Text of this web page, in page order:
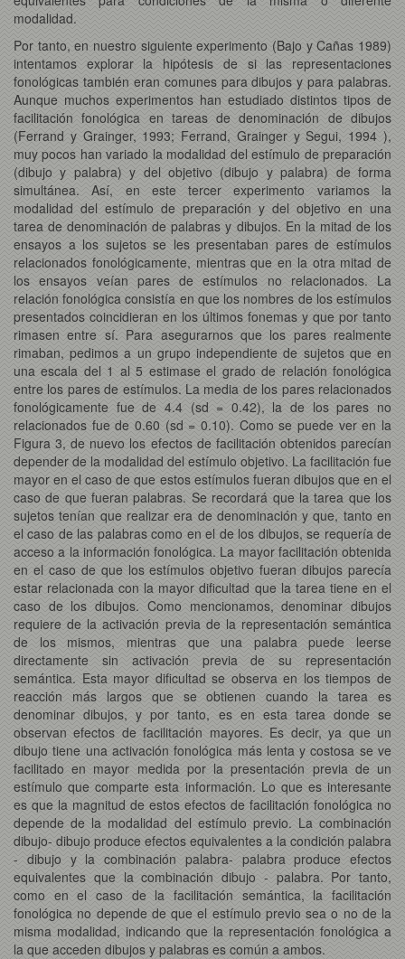
modalidad.
Por tanto, en nuestro siguiente experimento (Bajo y Cañas 1989)
intentamos explorar la hipótesis de si las representaciones
fonológicas también eran comunes para dibujos y para palabras.
Aunque muchos experimentos han estudiado distintos tipos de
facilitación fonológica en tareas de denominación de dibujos
(Ferrand y Grainger, 1993; Ferrand, Grainger y Segui, 1994 ),
muy pocos han variado la modalidad del estímulo de preparación
(dibujo y palabra) y del objetivo (dibujo y palabra) de forma
simultánea. Así, en este tercer experimento variamos la
modalidad del estímulo de preparación y del objetivo en una
tarea de denominación de palabras y dibujos. En la mitad de los
ensayos a los sujetos se les presentaban pares de estímulos
relacionados fonológicamente, mientras que en la otra mitad de
los ensayos veían pares de estímulos no relacionados. La
relación fonológica consistía en que los nombres de los estímulos
presentados coincidieran en los últimos fonemas y que por tanto
rimasen entre sí. Para asegurarnos que los pares realmente
rimaban, pedimos a un grupo independiente de sujetos que en
una escala del 1 al 5 estimase el grado de relación fonológica
entre los pares de estímulos. La media de los pares relacionados
fonológicamente fue de 4.4 (sd = 0.42), la de los pares no
relacionados fue de 0.60 (sd = 0.10). Como se puede ver en la
Figura 3, de nuevo los efectos de facilitación obtenidos parecían
depender de la modalidad del estímulo objetivo. La facilitación fue
mayor en el caso de que estos estímulos fueran dibujos que en el
caso de que fueran palabras. Se recordará que la tarea que los
sujetos tenían que realizar era de denominación y que, tanto en
el caso de las palabras como en el de los dibujos, se requería de
acceso a la información fonológica. La mayor facilitación obtenida
en el caso de que los estímulos objetivo fueran dibujos parecía
estar relacionada con la mayor dificultad que la tarea tiene en el
caso de los dibujos. Como mencionamos, denominar dibujos
requiere de la activación previa de la representación semántica
de los mismos, mientras que una palabra puede leerse
directamente sin activación previa de su representación
semántica. Esta mayor dificultad se observa en los tiempos de
reacción más largos que se obtienen cuando la tarea es
denominar dibujos, y por tanto, es en esta tarea donde se
observan efectos de facilitación mayores. Es decir, ya que un
dibujo tiene una activación fonológica más lenta y costosa se ve
facilitado en mayor medida por la presentación previa de un
estímulo que comparte esta información. Lo que es interesante
es que la magnitud de estos efectos de facilitación fonológica no
depende de la modalidad del estímulo previo. La combinación
dibujo- dibujo produce efectos equivalentes a la condición palabra
- dibujo y la combinación palabra- palabra produce efectos
equivalentes que la combinación dibujo - palabra. Por tanto,
como en el caso de la facilitación semántica, la facilitación
fonológica no depende de que el estímulo previo sea o no de la
misma modalidad, indicando que la representación fonológica a
la que acceden dibujos y palabras es común a ambos.